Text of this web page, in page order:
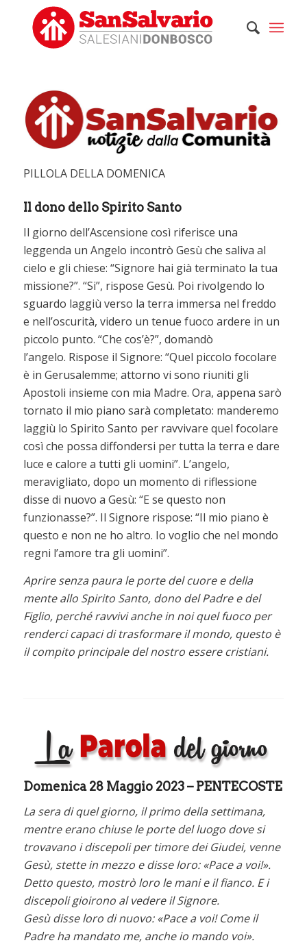
PILLOLA DELLA DOMENICA
Il dono dello Spirito Santo
Il giorno dell’Ascensione così riferisce una
leggenda un Angelo incontrò Gesù che saliva al
cielo e gli chiese: “Signore hai già terminato la tua
missione?”. “Si”, rispose Gesù. Poi rivolgendo lo
sguardo laggiù verso la terra immersa nel freddo
e nell’oscurità, videro un tenue fuoco ardere in un
piccolo punto. “Che cos’è?”, domandò
l’angelo. Rispose il Signore: “Quel piccolo focolare
è in Gerusalemme; attorno vi sono riuniti gli
Apostoli insieme con mia Madre. Ora, appena sarò
tornato il mio piano sarà completato: manderemo
laggiù lo Spirito Santo per ravvivare quel focolare
così che possa diffondersi per tutta la terra e dare
luce e calore a tutti gli uomini”. L’angelo,
meravigliato, dopo un momento di riflessione
disse di nuovo a Gesù: “E se questo non
funzionasse?”. Il Signore rispose: “Il mio piano è
questo e non ne ho altro. Io voglio che nel mondo
regni l’amore tra gli uomini”.
Aprire senza paura le porte del cuore e della
mente allo Spirito Santo, dono del Padre e del
Figlio, perché ravvivi anche in noi quel fuoco per
renderci capaci di trasformare il mondo, questo è
il compito principale del nostro essere cristiani.
Domenica 28 Maggio 2023 – PENTECOSTE
La sera di quel giorno, il primo della settimana,
mentre erano chiuse le porte del luogo dove si
trovavano i discepoli per timore dei Giudei, venne
Gesù, stette in mezzo e disse loro: «Pace a voi!».
Detto questo, mostrò loro le mani e il fianco. E i
discepoli gioirono al vedere il Signore.
Gesù disse loro di nuovo: «Pace a voi! Come il
Padre ha mandato me, anche io mando voi».